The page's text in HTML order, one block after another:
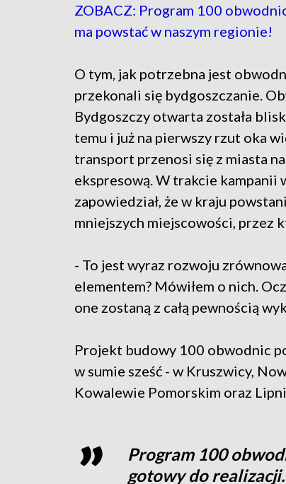
ZOBACZ: Program 100
ma powstać w naszym regionie!
O tym, jak potrzebna jest
przekonali się bydgoszczanie.
Bydgoszczy otwarta została
temu i już na pierwszy rzut oka
transport przenosi się z miasta
ekspresową. W trakcie kampanii
zapowiedział, że w kraju
mniejszych miejscowości, przez
- To jest wyraz rozwoju
elementem? Mówiłem o nich.
one zostaną z całą pewnością
Projekt budowy 100 obwodnic
w sumie sześć - w Kruszwicy,
Kowalewie Pomorskim oraz
Program 100
gotowy do